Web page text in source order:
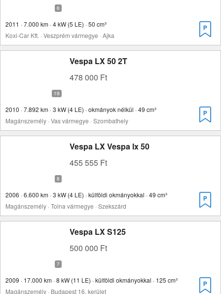
2011 · 7.000 km · 4 kW (5 LE) · 50 cm³
Koxi-Car Kft. · Veszprém vármegye · Ajka
Vespa LX 50 2T
478 000 Ft
2010 · 7.892 km · 3 kW (4 LE) · okmányok nélkül · 49 cm³
Magánszemély · Vas vármegye · Szombathely
Vespa LX Vespa lx 50
455 555 Ft
2006 · 6.600 km · 3 kW (4 LE) · külföldi okmányokkal · 49 cm³
Magánszemély · Tolna vármegye · Szekszárd
Vespa LX S125
500 000 Ft
2009 · 17.000 km · 8 kW (11 LE) · külföldi okmányokkal · 125 cm³
Magánszemély · Budapest 16. kerület